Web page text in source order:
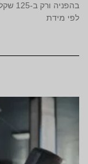
לפי מידת